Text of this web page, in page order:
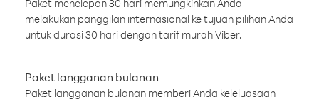
Paket menelepon 30 hari memungkinkan Anda
melakukan panggilan internasional ke tujuan pilihan Anda
untuk durasi 30 hari dengan tarif murah Viber.
Paket langganan bulanan
Paket langganan bulanan memberi Anda keleluasaan